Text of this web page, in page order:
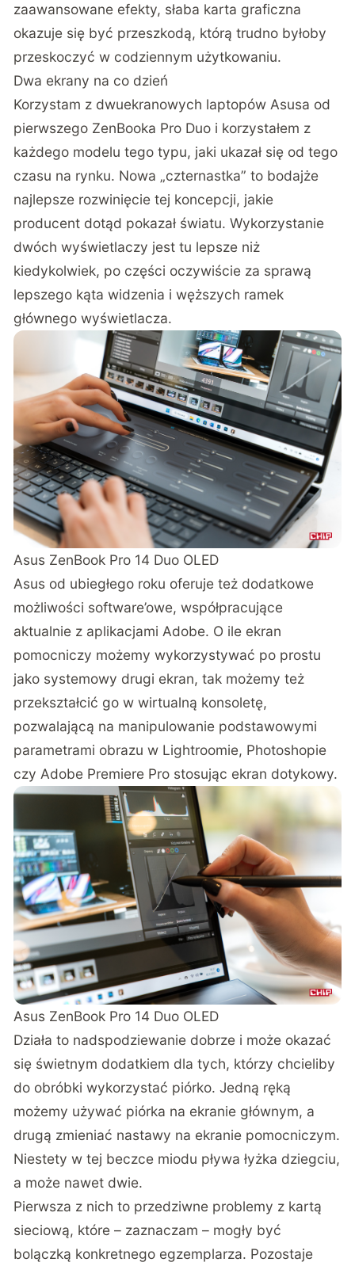
zaawansowane efekty, słaba karta graficzna
okazuje się być przeszkodą, którą trudno byłoby
przeskoczyć w codziennym użytkowaniu.
Dwa ekrany na co dzień
Korzystam z dwuekranowych laptopów Asusa od
pierwszego ZenBooka Pro Duo i korzystałem z
każdego modelu tego typu, jaki ukazał się od tego
czasu na rynku. Nowa „czternastka” to bodajże
najlepsze rozwinięcie tej koncepcji, jakie
producent dotąd pokazał światu. Wykorzystanie
dwóch wyświetlaczy jest tu lepsze niż
kiedykolwiek, po części oczywiście za sprawą
lepszego kąta widzenia i węższych ramek
głównego wyświetlacza.
Asus ZenBook Pro 14 Duo OLED
Asus od ubiegłego roku oferuje też dodatkowe
możliwości software’owe, współpracujące
aktualnie z aplikacjami Adobe. O ile ekran
pomocniczy możemy wykorzystywać po prostu
jako systemowy drugi ekran, tak możemy też
przekształcić go w wirtualną konsoletę,
pozwalającą na manipulowanie podstawowymi
parametrami obrazu w Lightroomie, Photoshopie
czy Adobe Premiere Pro stosując ekran dotykowy.
Asus ZenBook Pro 14 Duo OLED
Działa to nadspodziewanie dobrze i może okazać
się świetnym dodatkiem dla tych, którzy chcieliby
do obróbki wykorzystać piórko. Jedną ręką
możemy używać piórka na ekranie głównym, a
drugą zmieniać nastawy na ekranie pomocniczym.
Niestety w tej beczce miodu pływa łyżka dziegciu,
a może nawet dwie.
Pierwsza z nich to przedziwne problemy z kartą
sieciową, które – zaznaczam – mogły być
bolączką konkretnego egzemplarza. Pozostaje